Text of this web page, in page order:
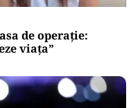
de operație:
viața”